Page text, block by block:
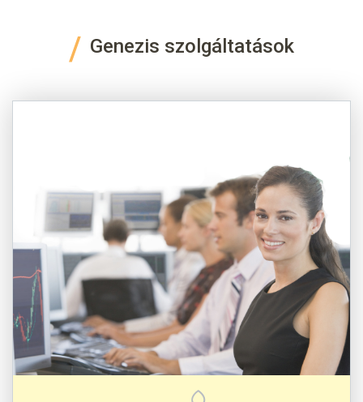
Genezis szolgáltatások